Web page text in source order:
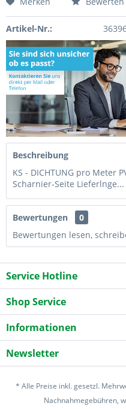
Artikel-Nr.:
Beschreibung
KS - DICHTUNG pro Meter
Scharnier-Seite Lieferlnge...
Bewertungen
0
Bewertungen lesen,
Service Hotline
Shop Service
Informationen
Newsletter
* Alle Preise inkl. gesetzl.
Nachnahmegebühren,